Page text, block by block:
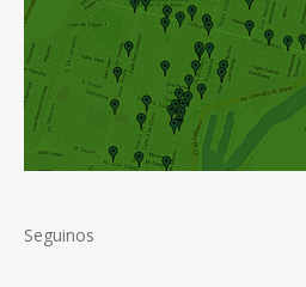
Seguinos